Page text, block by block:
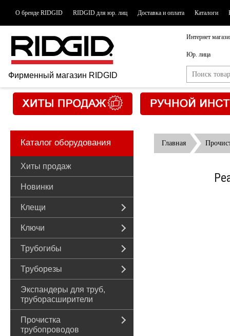
О бренде RIDGID RIDGID для юр. лиц Доставка и оплата Каталоги
Фирменный магазин RIDGID
Интернет
Юр. лица
Каталог оборудования
Хиты продаж
Новинки
Клещи
Ключи
Трубогибы
Труборезы
Экспандеры для труб,
труборасширители
Прочистка
трубопроводов
Главная